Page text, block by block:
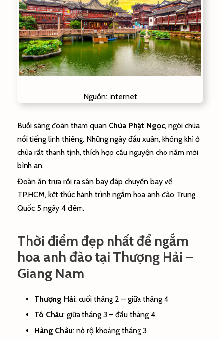
Nguồn: Internet
Buổi sáng đoàn tham quan Chùa Phật Ngọc, ngôi chùa
nổi tiếng linh thiêng. Những ngày đầu xuân, không khí ở
chùa rất thanh tịnh, thích hợp cầu nguyện cho năm mới
bình an.
Đoàn ăn trưa rồi ra sân bay đáp chuyến bay về
TP.HCM, kết thúc hành trình ngắm hoa anh đào Trung
Quốc 5 ngày 4 đêm.
Thời điểm đẹp nhất để ngắm
hoa anh đào tại Thượng Hải –
Giang Nam
Thượng Hải: cuối tháng 2 – giữa tháng 4
Tô Châu: giữa tháng 3 – đầu tháng 4
Hàng Châu: nở rộ khoảng tháng 3